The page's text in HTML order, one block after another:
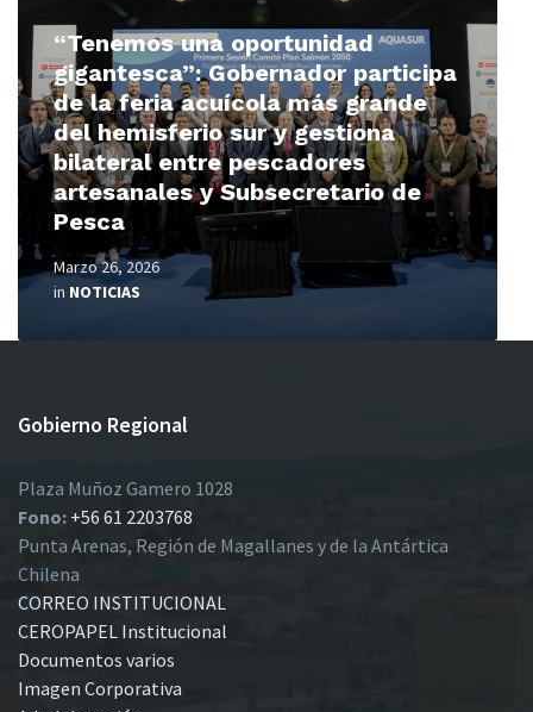
“Tenemos una oportunidad
gigantesca”: Gobernador participa
de la feria acuícola más grande
del hemisferio sur y gestiona
bilateral entre pescadores
artesanales y Subsecretario de
Pesca
Marzo 26, 2026
in NOTICIAS
Gobierno Regional
Plaza Muñoz Gamero 1028
Fono: +56 61 2203768
Punta Arenas, Región de Magallanes y de la Antártica
Chilena
CORREO INSTITUCIONAL
CEROPAPEL Institucional
Documentos varios
Imagen Corporativa